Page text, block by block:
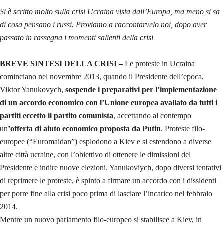
Si è scritto molto sulla crisi Ucraina vista dall’Europa, ma meno si sa
di cosa pensano i russi. Proviamo a raccontarvelo noi, dopo aver
passato in rassegna i momenti salienti della crisi
BREVE SINTESI DELLA CRISI –Le proteste in Ucraina
cominciano nel novembre 2013, quando il Presidente dell’epoca,
Viktor Yanukovych, sospende i preparativi per l’implementazione
di un accordo economico con l’Unione europea avallato da tutti i
partiti eccetto il partito comunista, accettando al contempo
un’offerta di aiuto economico proposta da Putin. Proteste filo-
europee (“Euromaidan”) esplodono a Kiev e si estendono a diverse
altre città ucraine, con l’obiettivo di ottenere le dimissioni del
Presidente e indire nuove elezioni. Yanukoviych, dopo diversi tentativi
di reprimere le proteste, è spinto a firmare un accordo con i dissidenti
per porre fine alla crisi poco prima di lasciare l’incarico nel febbraio
2014.
Mentre un nuovo parlamento filo-europeo si stabilisce a Kiev, in